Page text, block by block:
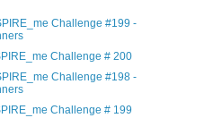
Challenge #199 -
Challenge # 200
Challenge #198 -
Challenge # 199